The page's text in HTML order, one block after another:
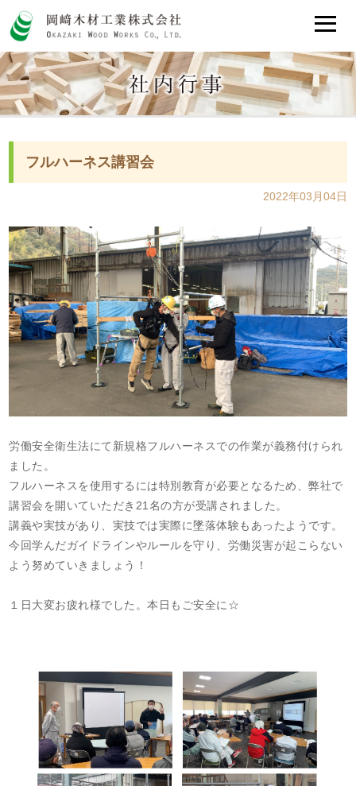
フルハーネス講習会
2022年03月04日
労働安全衛生法にて新規格フルハーネスでの作業が義務付けられ
ました。
フルハーネスを使用するには特別教育が必要となるため、弊社で
講習会を開いていただき21名の方が受講されました。
講義や実技があり、実技では実際に墜落体験もあったようです。
今回学んだガイドラインやルールを守り、労働災害が起こらない
よう努めていきましょう！
１日大変お疲れ様でした。本日もご安全に☆